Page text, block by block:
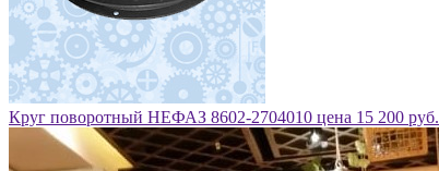
Круг поворотный НЕФАЗ 8602-2704010 цена 15 200 руб.